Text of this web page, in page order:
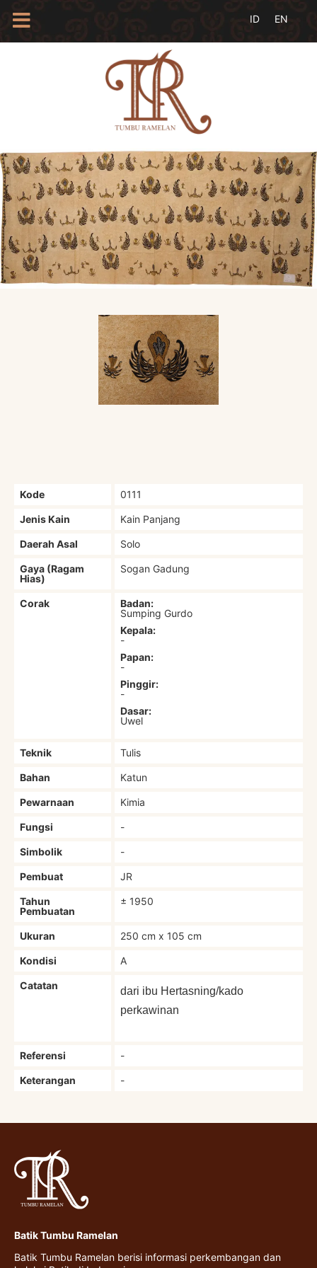
PROFIL
INSAN
BATIK
KAMUS
BATIK
KATALOG
BATIK
TANYA
Kode 0111
Jenis Kain Kain Panjang
Daerah Asal Solo
Gaya (Ragam
Hias)
Sogan Gadung
Corak
Badan:
Sumping Gurdo
Kepala:
-
Papan:
-
Pinggir:
-
Dasar:
Uwel
Teknik Tulis
Bahan Katun
Pewarnaan Kimia
Fungsi -
Simbolik -
Pembuat JR
Tahun
Pembuatan
± 1950
Ukuran 250 cm x 105 cm
Kondisi A
Catatan
dari ibu Hertasning/kado
perkawinan
Referensi -
Keterangan -
Batik Tumbu Ramelan
Batik Tumbu Ramelan berisi informasi perkembangan dan